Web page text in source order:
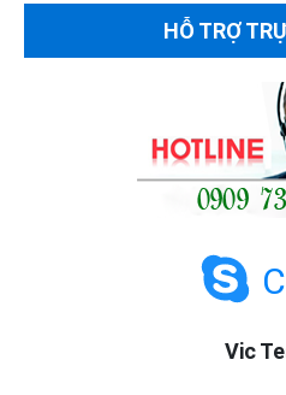
HỖ TRỢ
Vic